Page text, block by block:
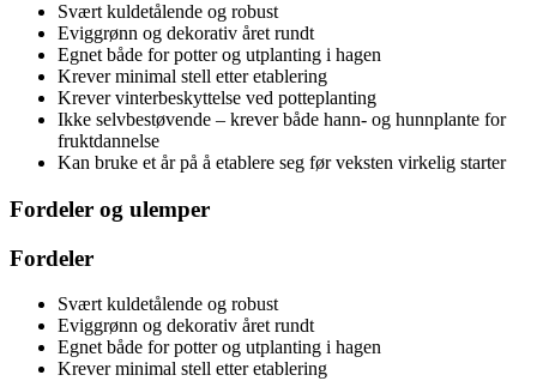
Svært kuldetålende og robust
Eviggrønn og dekorativ året rundt
Egnet både for potter og utplanting i hagen
Krever minimal stell etter etablering
Krever vinterbeskyttelse ved potteplanting
Ikke selvbestøvende – krever både hann- og hunnplante for
fruktdannelse
Kan bruke et år på å etablere seg før veksten virkelig starter
Fordeler og ulemper
Fordeler
Svært kuldetålende og robust
Eviggrønn og dekorativ året rundt
Egnet både for potter og utplanting i hagen
Krever minimal stell etter etablering